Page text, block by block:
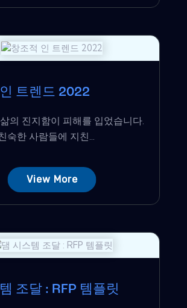
트렌드 2022
의 진지함이 피해를 입었습니다.
숙한 사람들에 지친...
View More
조달 : RFP 템플릿